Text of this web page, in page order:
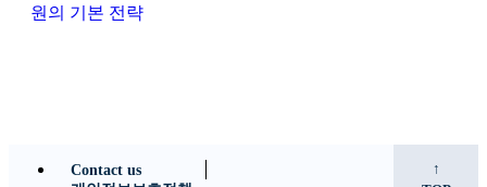
원의 기본 전략
Contact us
↑